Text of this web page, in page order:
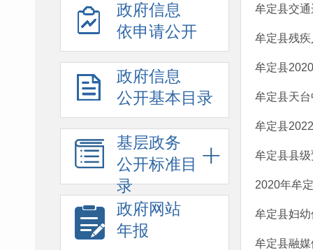
政府信息
依申请公开
政府信息
公开基本目录
基层政务
公开标准目
录
政府网站
年报
牟定县交
牟定县残
牟定县
牟定县天
牟定县
牟定县县
2020年牟
牟定县妇
牟定县融